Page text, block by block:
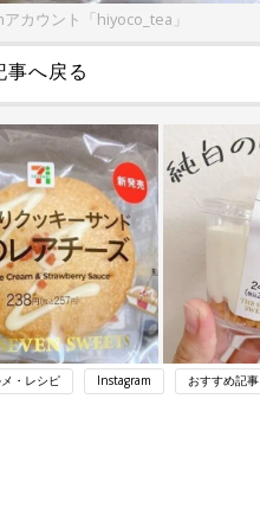
カウント「hiyoco_tea」
事へ戻る
・レシピ Instagram おすすめ記事